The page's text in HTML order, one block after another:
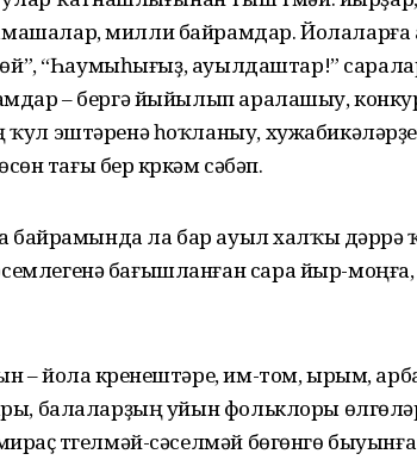
милли байрамдар.
өй”, “Һаумыһығыҙ, ауылдаштар!”
– бергә йыйылып аралашыу,
эштәренә һоҡланыу,
тағы бер күркәм сәбәп.
байрамында ла бар ауыл халҡы дәр­рәү
бағышланған сара йыр-моңға,
– йола күренештәре, им-том, ырым,
балаларҙың уйын фольклоры
түгелмәй-сәселмәй бөгөнгө